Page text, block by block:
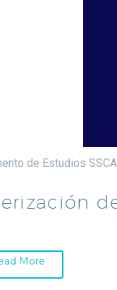
de Estudios SSCA
More